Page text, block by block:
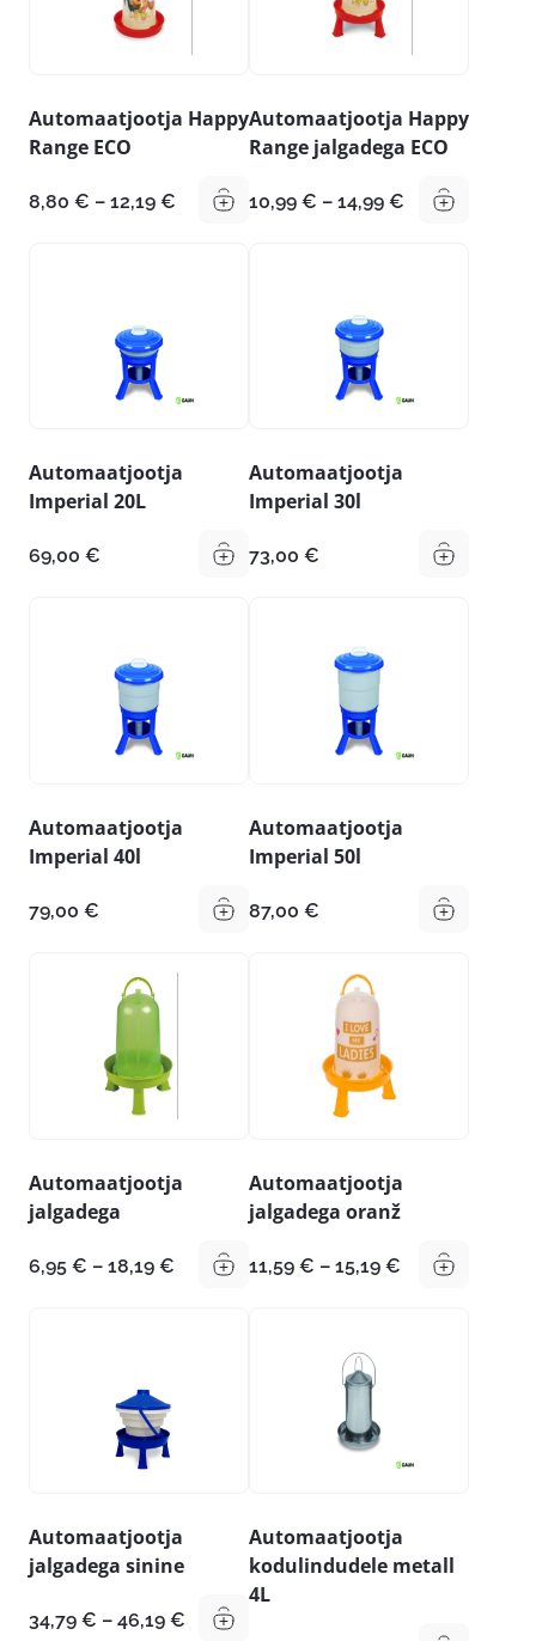
Automaatjootja Happy
Range ECO
8,80 € – 12,19 € Hinnavahemik:
Automaatjootja Happy
Range jalgadega ECO
10,99 € – 14,99 €
Automaatjootja
Imperial 20L
69,00 €
Automaatjootja
Imperial 30l
73,00 €
Automaatjootja
Imperial 40l
79,00 €
Automaatjootja
Imperial 50l
87,00 €
Automaatjootja
jalgadega
6,95 € – 18,19 € Hinnavahemik:
Automaatjootja
jalgadega oranž
11,59 € – 15,19 € Hinnavahemik:
Automaatjootja
jalgadega sinine
34,79 € – 46,19 € Hinnavahemik:
Automaatjootja
kodulindudele metall
4L